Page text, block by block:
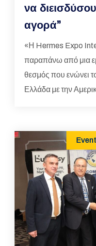
να
αγορά”
«Η Hermes Expo
παραπάνω από μια
θεσμός που ενώνει
Ελλάδα με την